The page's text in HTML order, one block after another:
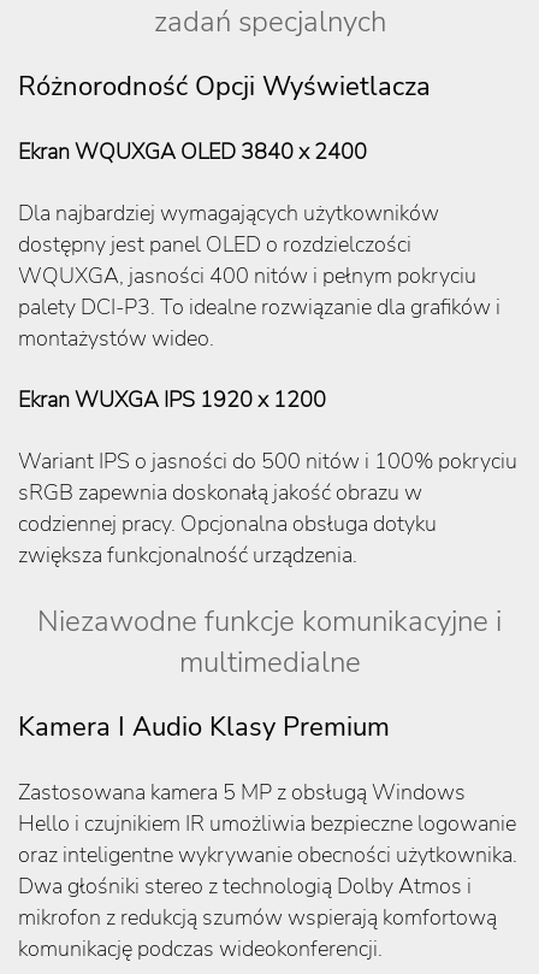
zadań specjalnych
Różnorodność Opcji Wyświetlacza
Ekran WQUXGA OLED 3840 x 2400
Dla najbardziej wymagających użytkowników
dostępny jest panel OLED o rozdzielczości
WQUXGA, jasności 400 nitów i pełnym pokryciu
palety DCI-P3. To idealne rozwiązanie dla grafików i
montażystów wideo.
Ekran WUXGA IPS 1920 x 1200
Wariant IPS o jasności do 500 nitów i 100% pokryciu
sRGB zapewnia doskonałą jakość obrazu w
codziennej pracy. Opcjonalna obsługa dotyku
zwiększa funkcjonalność urządzenia.
Niezawodne funkcje komunikacyjne i
multimedialne
Kamera I Audio Klasy Premium
Zastosowana kamera 5 MP z obsługą Windows
Hello i czujnikiem IR umożliwia bezpieczne logowanie
oraz inteligentne wykrywanie obecności użytkownika.
Dwa głośniki stereo z technologią Dolby Atmos i
mikrofon z redukcją szumów wspierają komfortową
komunikację podczas wideokonferencji.